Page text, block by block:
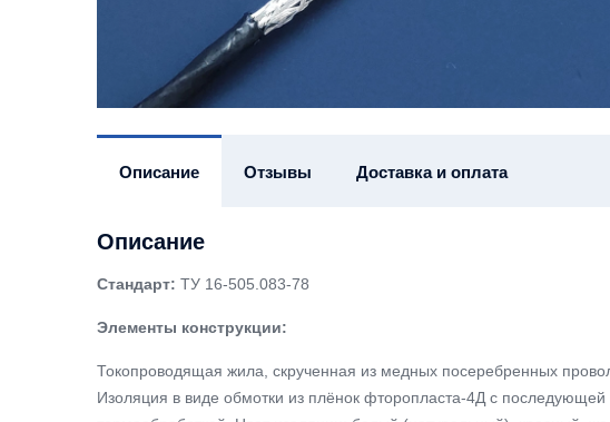
Описание Отзывы Доставка и оплата
Описание
Стандарт: ТУ 16-505.083-78
Элементы конструкции:
Токопроводящая жила, скрученная из медных посеребренных
Изоляция в виде обмотки из плёнок фторопласта-4Д с последующей